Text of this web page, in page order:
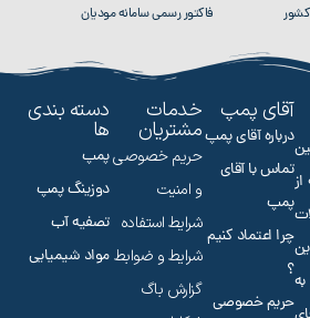
فاکتور رسمی سامانه مودیان
آقای پمپ
درباره آقای پمپ
تماس با آقای
پمپ
چرا اعتماد کنیم
؟
حریم خصوصی
خدمات
مشتریان
حریم خصوصی
و امنیت
شرایط استفاده
شرایط و ضوابط
گزارش باگ
دسته بندی
ها
پمپ
دوزینگ پمپ
تصفیه آب
مواد شیمیایی